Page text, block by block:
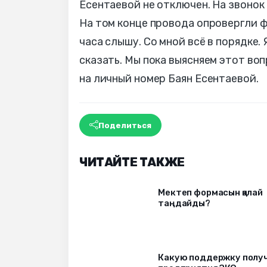
Есентаевой не отключен. На
На том конце провода опровергли
часа слышу. Со мной всё в порядке.
сказать. Мы пока выясняем этот
на личный номер Баян Есентаевой.
Поделиться
ЧИТАЙТЕ ТАКЖЕ
Мектеп формасын қалай
таңдайды?
Какую поддержку